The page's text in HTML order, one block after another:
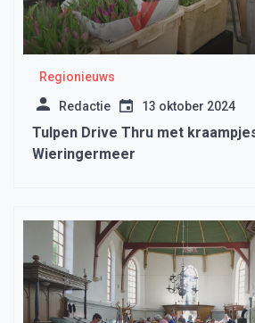
Regionieuws
Redactie 13 oktober 2024
Tulpen Drive Thru met
Wieringermeer